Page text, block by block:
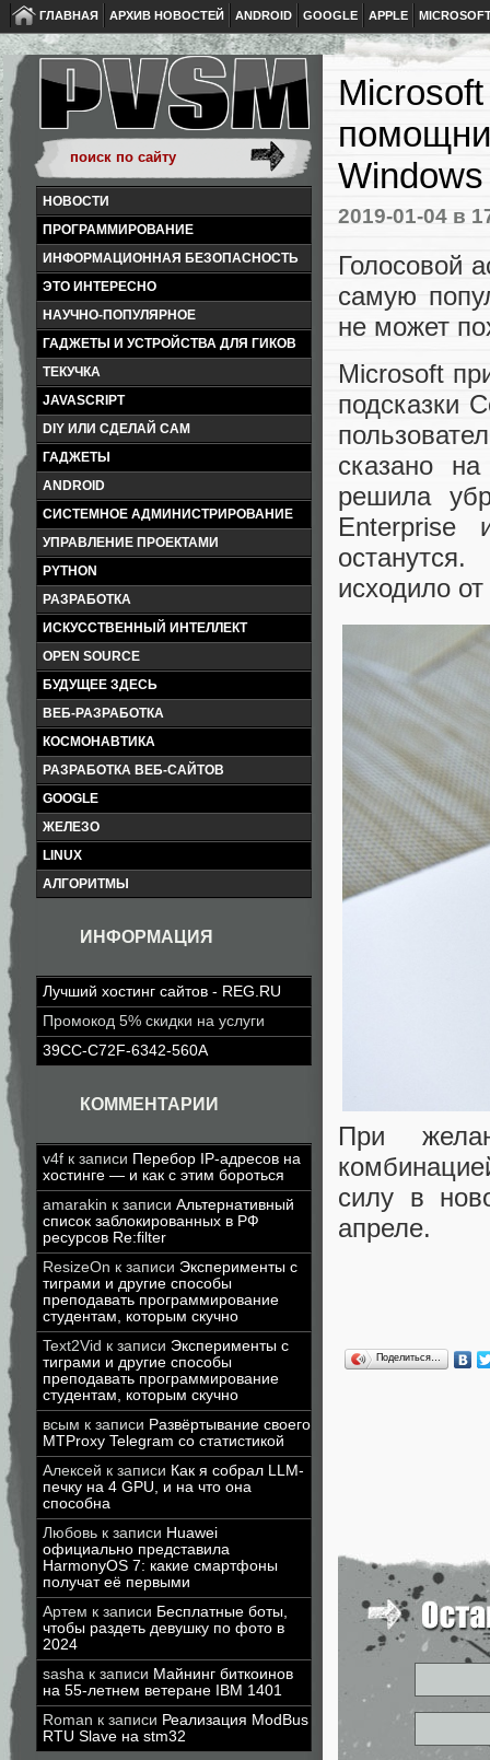
ГЛАВНАЯ АРХИВ НОВОСТЕЙ ANDROID GOOGLE APPLE
НОВОСТИ
ПРОГРАММИРОВАНИЕ
ИНФОРМАЦИОННАЯ БЕЗОПАСНОСТЬ
ЭТО ИНТЕРЕСНО
НАУЧНО-ПОПУЛЯРНОЕ
ГАДЖЕТЫ И УСТРОЙСТВА ДЛЯ ГИКОВ
ТЕКУЧКА
JAVASCRIPT
DIY ИЛИ СДЕЛАЙ САМ
ГАДЖЕТЫ
ANDROID
СИСТЕМНОЕ АДМИНИСТРИРОВАНИЕ
УПРАВЛЕНИЕ ПРОЕКТАМИ
PYTHON
РАЗРАБОТКА
ИСКУССТВЕННЫЙ ИНТЕЛЛЕКТ
OPEN SOURCE
БУДУЩЕЕ ЗДЕСЬ
ВЕБ-РАЗРАБОТКА
КОСМОНАВТИКА
РАЗРАБОТКА ВЕБ-САЙТОВ
GOOGLE
ЖЕЛЕЗО
LINUX
АЛГОРИТМЫ
ИНФОРМАЦИЯ
Лучший хостинг сайтов - REG.RU
Промокод 5% скидки на услуги
39CC-C72F-6342-560A
КОММЕНТАРИИ
v4f к записи Перебор IP-адресов на
хостинге — и как с этим бороться
amarakin к записи Альтернативный
список заблокированных в РФ
ресурсов Re:filter
ResizeOn к записи Эксперименты с
тиграми и другие способы
преподавать программирование
студентам, которым скучно
Text2Vid к записи Эксперименты с
тиграми и другие способы
преподавать программирование
студентам, которым скучно
всым к записи Развёртывание своего
MTProxy Telegram со статистикой
Алексей к записи Как я собрал LLM-
печку на 4 GPU, и на что она
способна
Любовь к записи Huawei
официально представила
HarmonyOS 7: какие смартфоны
получат её первыми
Артем к записи Бесплатные боты,
чтобы раздеть девушку по фото в
2024
sasha к записи Майнинг биткоинов
на 55-летнем ветеране IBM 1401
Roman к записи Реализация ModBus
RTU Slave на stm32
Microsoft
2019-01-04 в
Голосовой
самую
не может
Microsoft
подсказки
сказано
решила
Enterprise
исходило
При
силу в
апреле.
Поделиться…